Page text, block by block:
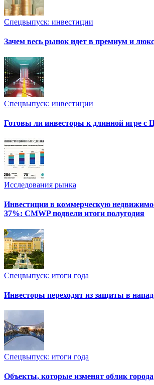
Спецвыпуск: инвестиции
Зачем весь рынок идет в премиум и люкс
Спецвыпуск: инвестиции
Готовы ли инвесторы к длинной игре с
Исследования рынка
Инвестиции в коммерческую
37%: CMWP подвели итоги полугодия
Спецвыпуск: итоги года
Инвесторы переходят из защиты в
Спецвыпуск: итоги года
Объекты, которые изменят облик города